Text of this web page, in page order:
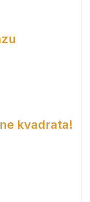
kvadrata!